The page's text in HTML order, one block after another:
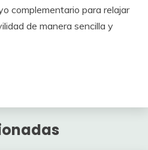
complementario para relajar
de manera sencilla y